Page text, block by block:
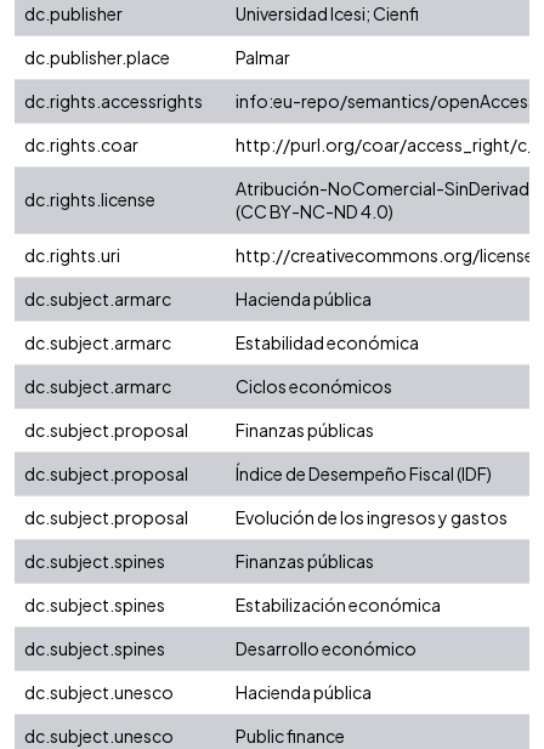
dc.publisher
Universidad Icesi; Cienfi
dc.publisher.place
Palmar
dc.rights.accessrights
info:eu-repo/semantics/openAccess
dc.rights.coar
http://purl.org/coar/access_right/
dc.rights.license
Atribución-NoComercial-
(CC BY-NC-ND 4.0)
dc.rights.uri
http://creativecommons.org/
dc.subject.armarc
Hacienda pública
dc.subject.armarc
Estabilidad económica
dc.subject.armarc
Ciclos económicos
dc.subject.proposal
Finanzas públicas
dc.subject.proposal
Índice de Desempeño Fiscal (IDF)
dc.subject.proposal
Evolución de los ingresos y gastos
dc.subject.spines
Finanzas públicas
dc.subject.spines
Estabilización económica
dc.subject.spines
Desarrollo económico
dc.subject.unesco
Hacienda pública
dc.subject.unesco
Public finance